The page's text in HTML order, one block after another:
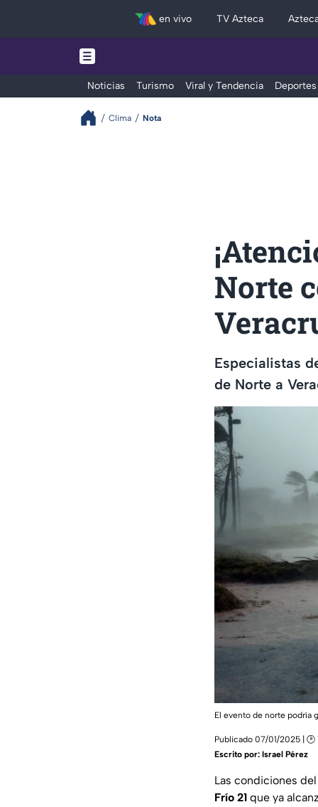
en vivo TV Azteca
Noticias Turismo Viral y Tendencia Deportes
Clima Nota
Norte
Especialistas
de Norte a
El evento de norte podría
Publicado 07/01/2025 | 🕑
Escrito por: Israel Pérez
Las condiciones
Frío 21 que ya